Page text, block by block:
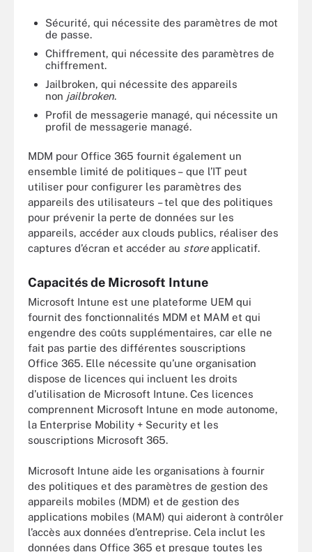
Sécurité, qui nécessite des paramètres de mot
de passe.
Chiffrement, qui nécessite des paramètres de
chiffrement.
Jailbroken, qui nécessite des appareils
non jailbroken.
Profil de messagerie managé, qui nécessite un
profil de messagerie managé.
MDM pour Office 365 fournit également un
ensemble limité de politiques – que l’IT peut
utiliser pour configurer les paramètres des
appareils des utilisateurs – tel que des politiques
pour prévenir la perte de données sur les
appareils, accéder aux clouds publics, réaliser des
captures d’écran et accéder au storeapplicatif.
Capacités de Microsoft Intune
Microsoft Intune est une plateforme UEM qui
fournit des fonctionnalités MDM et MAM et qui
engendre des coûts supplémentaires, car elle ne
fait pas partie des différentes souscriptions
Office 365. Elle nécessite qu’une organisation
dispose de licences qui incluent les droits
d’utilisation de Microsoft Intune. Ces licences
comprennent Microsoft Intune en mode autonome,
la Enterprise Mobility + Security et les
souscriptions Microsoft 365.
Microsoft Intune aide les organisations à fournir
des politiques et des paramètres de gestion des
appareils mobiles (MDM) et de gestion des
applications mobiles (MAM) qui aideront à contrôler
l’accès aux données d’entreprise. Cela inclut les
données dans Office 365 et presque toutes les